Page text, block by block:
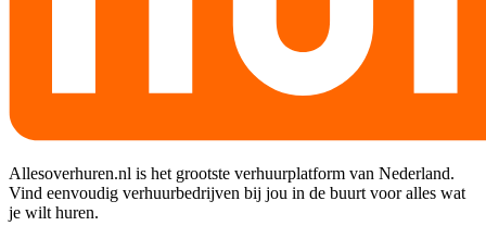
Allesoverhuren.nl is het grootste verhuurplatform van Nederland.
Vind eenvoudig verhuurbedrijven bij jou in de buurt voor alles wat
je wilt huren.